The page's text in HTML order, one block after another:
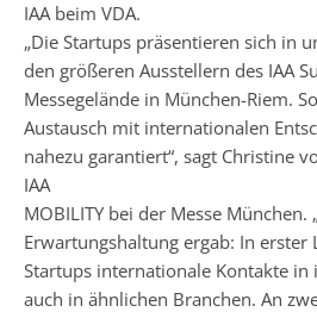
IAA beim VDA.
„Die Startups präsentieren sich in
den größeren Ausstellern des IAA
Messegelände in München-Riem.
Austausch mit internationalen
nahezu garantiert“, sagt Christine
IAA
MOBILITY bei der Messe München.
Erwartungshaltung ergab: In erster
Startups internationale Kontakte in
auch in ähnlichen Branchen. An